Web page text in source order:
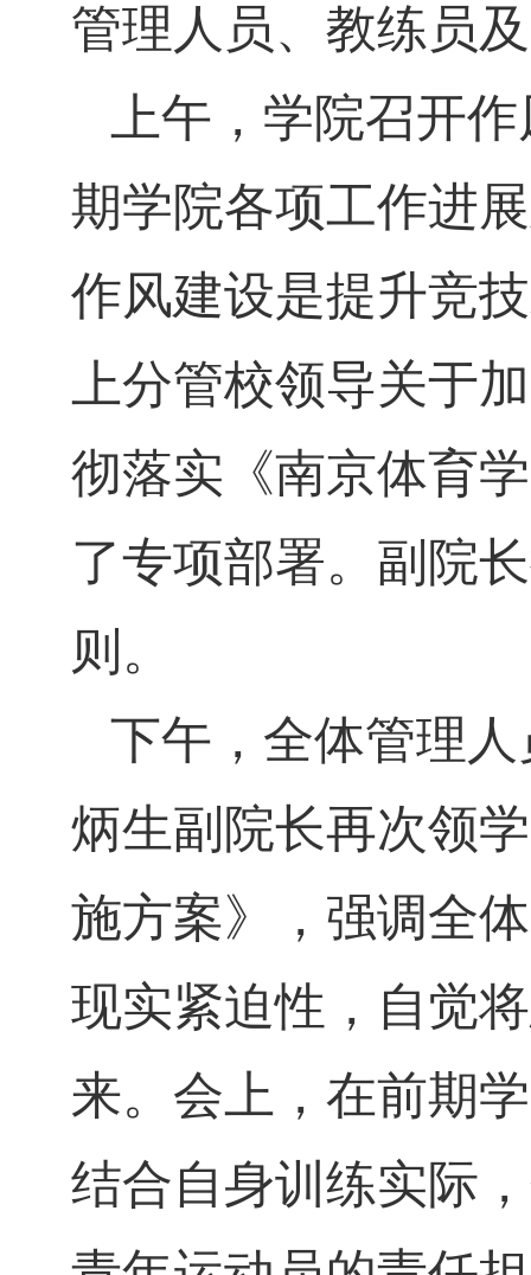
管理人员、教练员
上午，学院召开作
期学院各项工作进
作风建设是提升竞
上分管校领导关于
彻落实《南京体育
了专项部署。副院
则。
下午，全体管理人
炳生副院长再次领
施方案》，强调全
现实紧迫性，自觉
来。会上，在前期
结合自身训练实际